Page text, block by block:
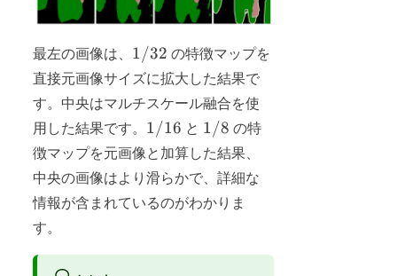
最左の画像は、 1/32
1/32 の特徴マップを
直接元画像サイズに拡大した結果で
す。中央はマルチスケール融合を使
用した結果です。 1/16
1/16 と 1/8
1/8 の特
徴マップを元画像と加算した結果、
中央の画像はより滑らかで、詳細な
情報が含まれているのがわかりま
す。